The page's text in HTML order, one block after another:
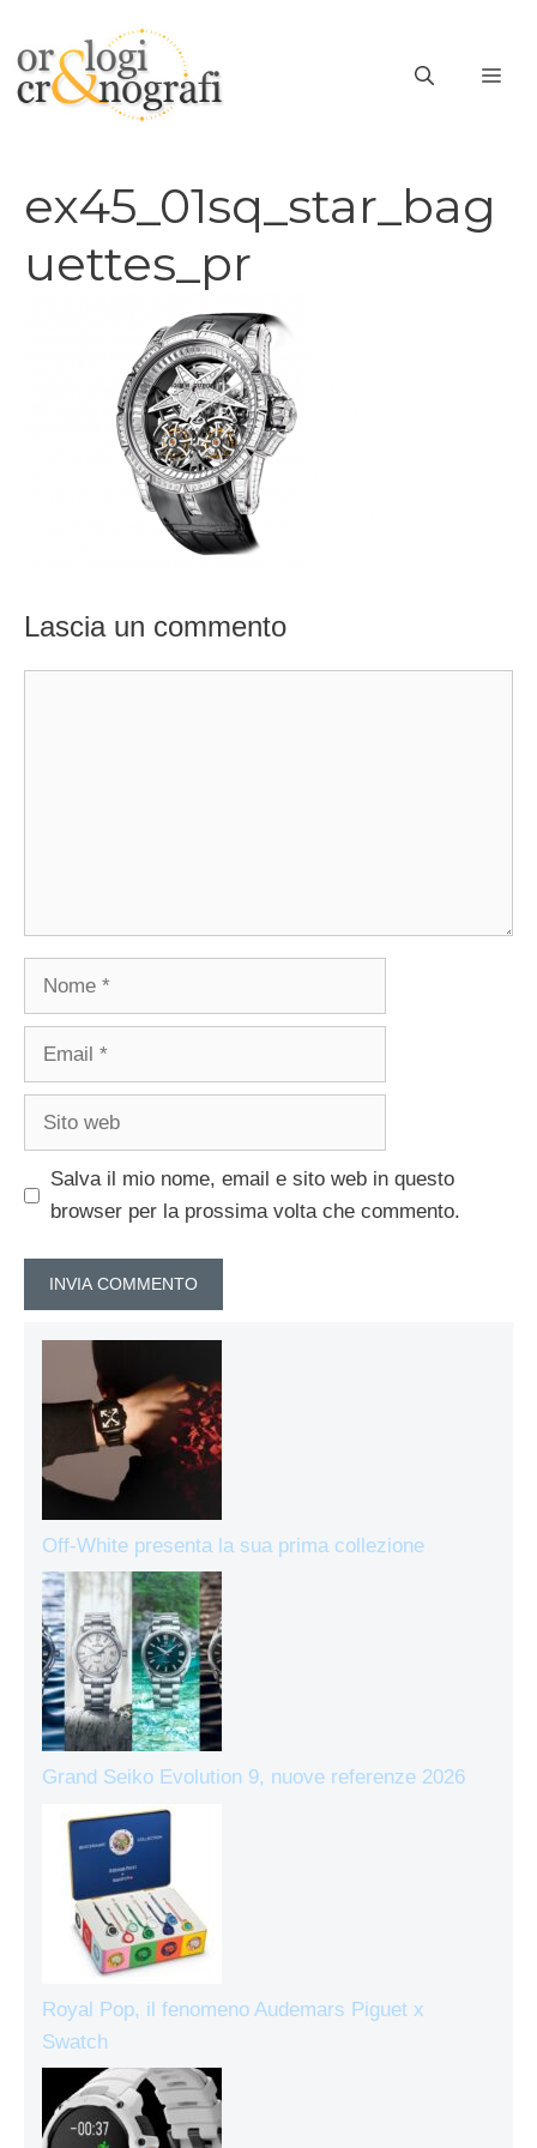
contenuto
ex45_01sq_star_bag
uettes_pr
Lascia un commento
Nome
Email
Sito
Salva il mio nome, email e sito web in questo
browser per la prossima volta che commento.
Off-White presenta la sua prima collezione
Grand Seiko Evolution 9, nuove referenze 2026
Royal Pop, il fenomeno Audemars Piguet x
Swatch